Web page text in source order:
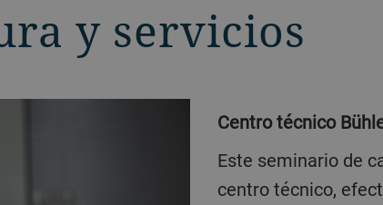
y servicios
Centro técnico
Este seminario de capacitación tiene lugar en nuestro
centro técnico,